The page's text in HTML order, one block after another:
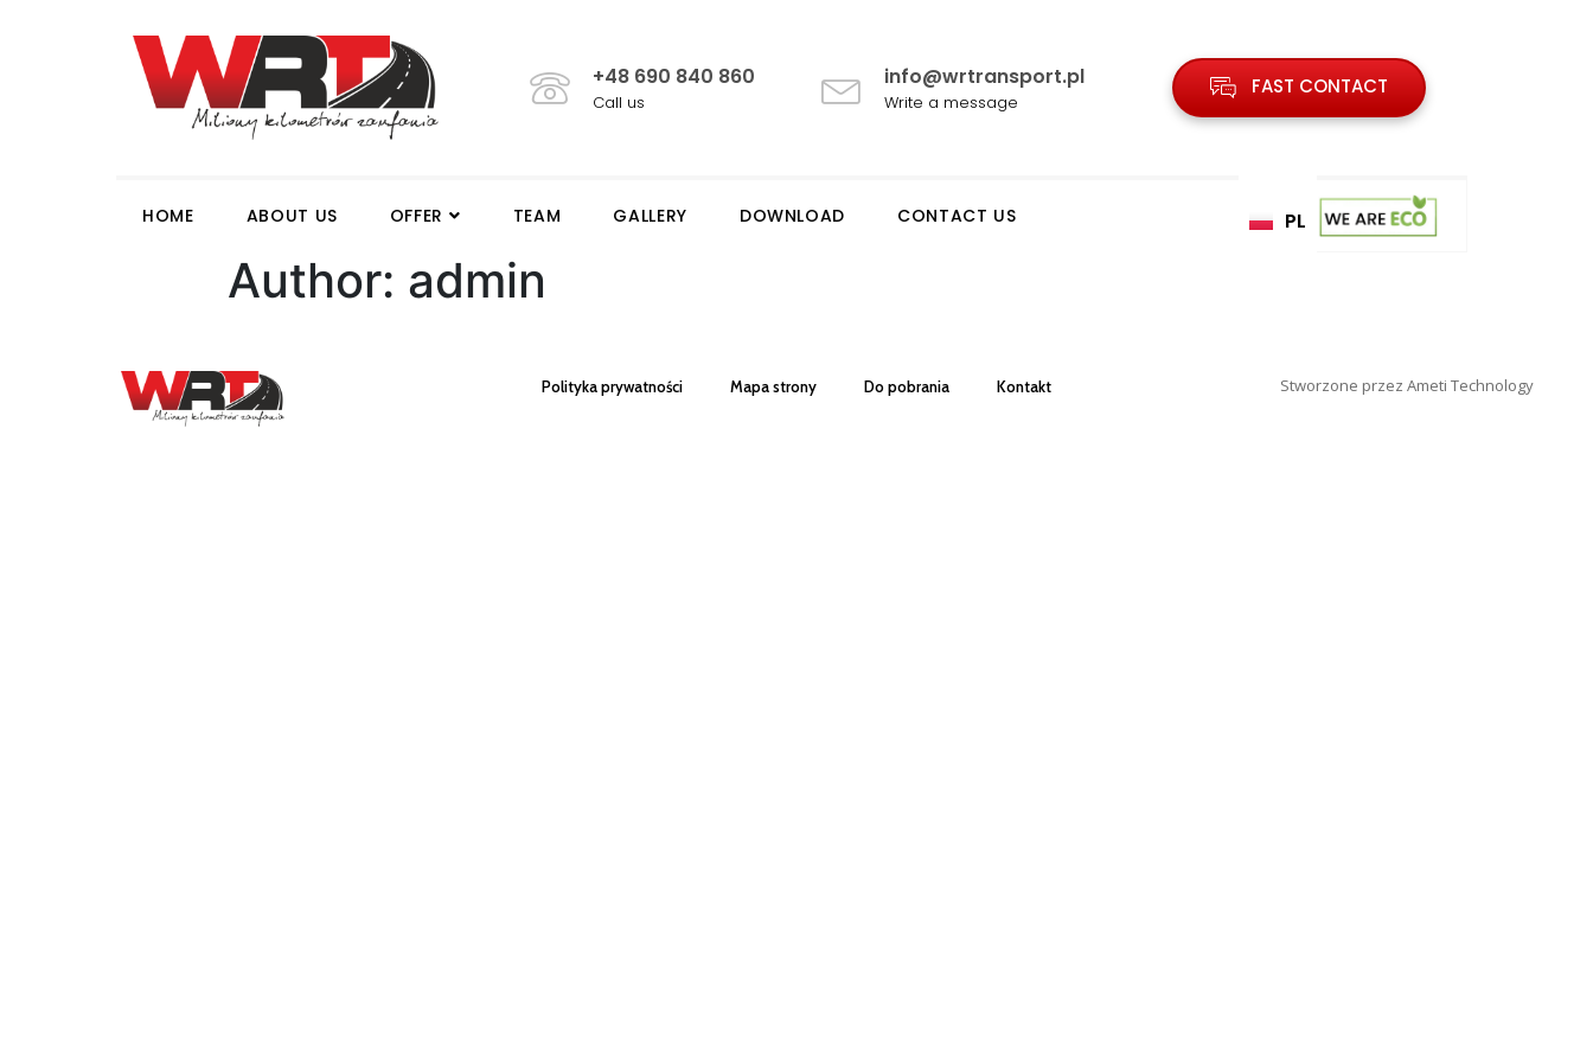
+48 690 840 860
Call us
info@wrtransport.pl
Write a message
FAST CONTACT
HOME ABOUT US OFFER TEAM GALLERY DOWNLOAD CONTACT US PL
Author: admin
Polityka prywatności Mapa strony Do pobrania Kontakt Stworzone przez Ameti Technology